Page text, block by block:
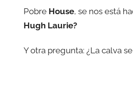
Pobre House, se nos está
Hugh Laurie?
Y otra pregunta: ¿La calva